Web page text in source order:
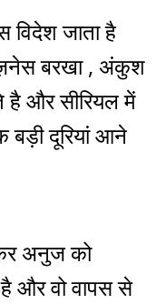
जाता है
बरखा , अंकुश
और सीरियल में
दूरियां आने
अनुज को
और वो वापस से